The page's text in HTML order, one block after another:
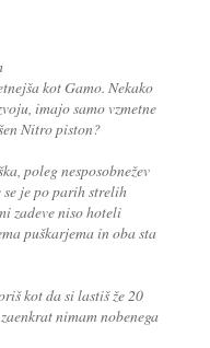
kot Gamo. Nekako
imajo samo vzmetne
Nitro piston?
poleg nesposobnežev
je po parih strelih
zadeve niso hoteli
puškarjema in oba sta
kot da si lastiš že 20
nimam nobenega